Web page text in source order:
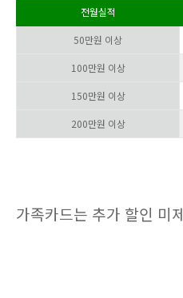
전월실적
50만원 이상
100만원 이상
150만원 이상
200만원 이상
가족카드는 추가 할인 미